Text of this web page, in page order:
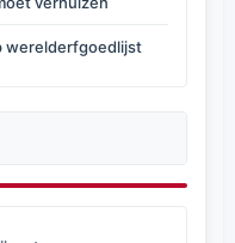
werelderfgoedlijst